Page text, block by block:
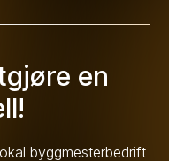
en
byggmesterbedrift